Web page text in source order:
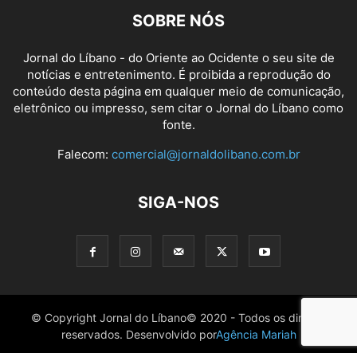
SOBRE NÓS
Jornal do Líbano - do Oriente ao Ocidente o seu site de
notícias e entretenimento. É proibida a reprodução do
conteúdo desta página em qualquer meio de comunicação,
eletrônico ou impresso, sem citar o Jornal do Líbano como
fonte.
Falecom: comercial@jornaldolibano.com.br
SIGA-NOS
© Copyright Jornal do Líbano© 2020 - Todos os direitos
reservados. Desenvolvido porAgência Mariah